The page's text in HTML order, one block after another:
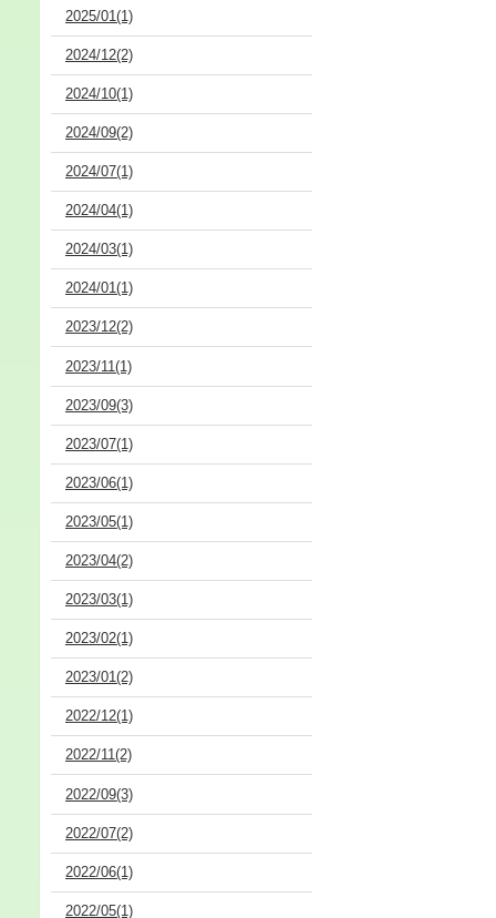
2025/01(1)
2024/12(2)
2024/10(1)
2024/09(2)
2024/07(1)
2024/04(1)
2024/03(1)
2024/01(1)
2023/12(2)
2023/11(1)
2023/09(3)
2023/07(1)
2023/06(1)
2023/05(1)
2023/04(2)
2023/03(1)
2023/02(1)
2023/01(2)
2022/12(1)
2022/11(2)
2022/09(3)
2022/07(2)
2022/06(1)
2022/05(1)